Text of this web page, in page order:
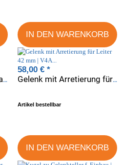
IN DEN WARENKORB
Flanschsatz kpl. VA-Schrauben und Dübeln für Holme Ø 43 mm | Paar Gelenk mit Arretierung für Leiter 42 mm | V4A Einbauhülsenmontage | St
58,00 € *
Artikel bestellbar
IN DEN WARENKORB